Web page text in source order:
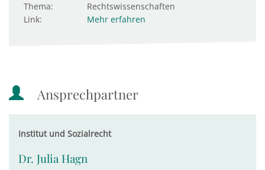
Thema:
Rechtswissenschaften
Link:
Mehr erfahren
Ansprechpartner
Institut und Sozialrecht
Dr. Julia Hagn